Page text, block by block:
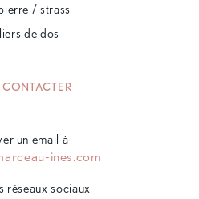
/ strass
de dos
un email à
ines.com
réseaux sociaux